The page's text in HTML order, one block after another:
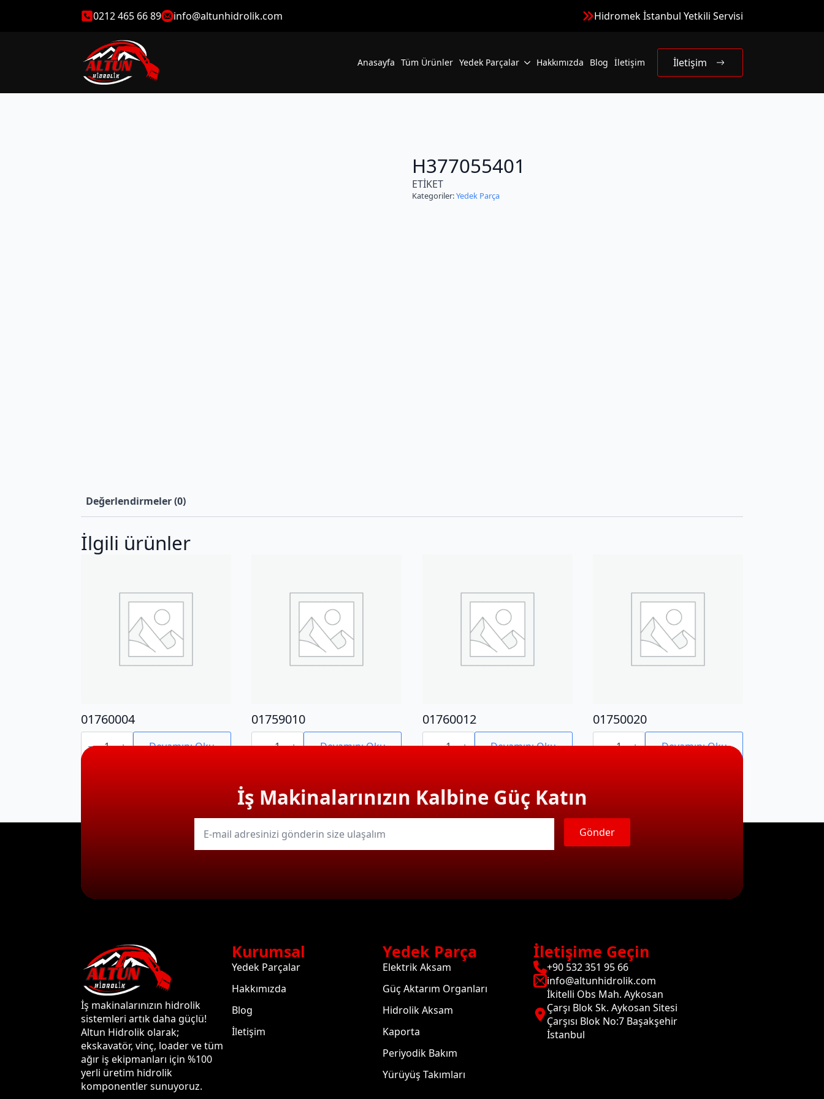
0212 465 66 89 info@altunhidrolik.com Hidromek İstanbul Yetkili Servisi
Anasayfa Tüm Ürünler Yedek Parçalar Hakkımızda Blog İletişim İletişim
H377055401
ETİKET
Kategoriler:Yedek Parça
Değerlendirmeler (0)
İlgili ürünler
01760004
01760004
adet Devamını Oku
01759010
01759010
adet Devamını Oku
01760012
01760012
adet Devamını Oku
01750020
01750020
adet Devamını Oku
İş Makinalarınızın Kalbine Güç Katın
E-
mail Gönder
İş makinalarınızın hidrolik
sistemleri artık daha güçlü!
Altun Hidrolik olarak;
ekskavatör, vinç, loader ve tüm
ağır iş ekipmanları için %100
yerli üretim hidrolik
komponentler sunuyoruz.
Kurumsal
Yedek Parçalar
Hakkımızda
Blog
İletişim
Yedek Parça
Elektrik Aksam
Güç Aktarım Organları
Hidrolik Aksam
Kaporta
Periyodik Bakım
Yürüyüş Takımları
İletişime Geçin
+90 532 351 95 66
info@altunhidrolik.com
İkitelli Obs Mah. Aykosan
Çarşı Blok Sk. Aykosan Sitesi
Çarşısı Blok No:7 Başakşehir
İstanbul